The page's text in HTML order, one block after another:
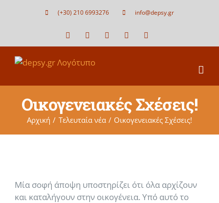
(+30) 210 6993276 info@depsy.gr
Facebook LinkedInYouTube
Οικογενειακές Σχέσεις!
Αρχική Τελευταία νέα Οικογενειακές Σχέσεις!
Μία σοφή άποψη υποστηρίζει ότι όλα αρχίζουν
και καταλήγουν στην οικογένεια. Υπό αυτό το